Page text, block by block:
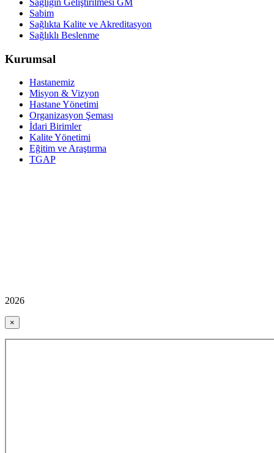
Sabim
Sağlıkta Kalite ve Akreditasyon
Sağlıklı Beslenme
Kurumsal
Hastanemiz
Misyon & Vizyon
Hastane Yönetimi
Organizasyon Şeması
İdari Birimler
Kalite Yönetimi
Eğitim ve Araştırma
TGAP
2026
×